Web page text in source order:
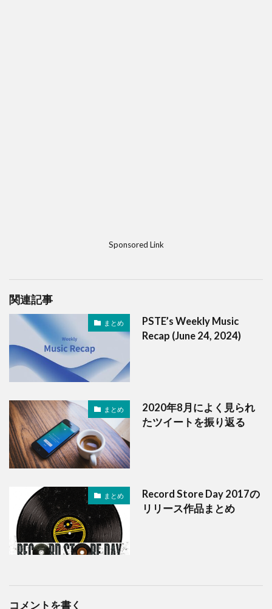
Sponsored Link
関連記事
まとめ
PSTE’s Weekly Music
Recap (June 24, 2024)
まとめ
2020年8月によく見られ
たツイートを振り返る
まとめ
Record Store Day 2017の
リリース作品まとめ
コメントを書く